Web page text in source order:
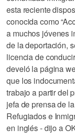
esta reciente
conocida como
a muchos jóvenes
de la deportación,
licencia de
develó la página
que los
trabajo a partir del
jefa de prensa de
Refugiados e
en inglés - dijo a